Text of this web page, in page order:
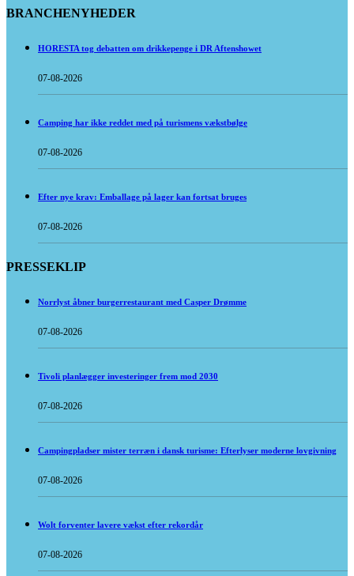
BRANCHENYHEDER
HORESTA tog debatten om drikkepenge i DR Aftenshowet
07-08-2026
Camping har ikke reddet med på turismens vækstbølge
07-08-2026
Efter nye krav: Emballage på lager kan fortsat bruges
07-08-2026
PRESSEKLIP
Norrlyst åbner burgerrestaurant med Casper Drømme
07-08-2026
Tivoli planlægger investeringer frem mod 2030
07-08-2026
Campingpladser mister terræn i dansk turisme: Efterlyser moderne lovgivning
07-08-2026
Wolt forventer lavere vækst efter rekordår
07-08-2026